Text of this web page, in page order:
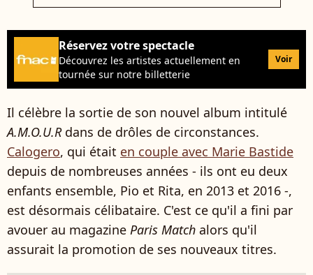
Réservez votre spectacle
Découvrez les artistes actuellement en
tournée sur notre billetterie
Voir
Il célèbre la sortie de son nouvel album intitulé
A.M.O.U.Rdans de drôles de circonstances.
Calogero, qui était en couple avec Marie Bastide
depuis de nombreuses années - ils ont eu deux
enfants ensemble, Pio et Rita, en 2013 et 2016 -,
est désormais célibataire. C'est ce qu'il a fini par
avouer au magazine Paris Match alors qu'il
assurait la promotion de ses nouveaux titres.